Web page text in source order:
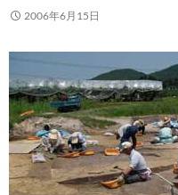
2006年6月15日